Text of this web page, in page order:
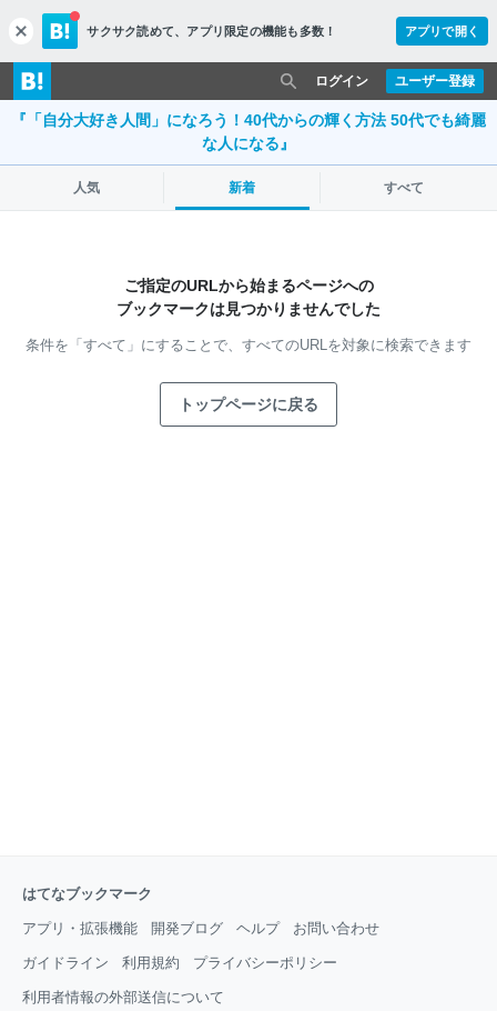
c
l
o
s
e
サクサク読めて、 アプリ限定の機能も多数！ アプリで開く
ユーザー登録
ログイン
『「自分大好き人間」になろう！40代からの輝く方法 50代でも綺麗
な人になる』
人気 新着 すべて
ご指定のURLから始まるページへの
ブックマークは見つかりませんでした
条件を「すべて」にすることで、 すべてのURLを対象に検索できます
トップページに戻る
はてなブックマーク
アプリ・拡張機能 開発ブログ ヘルプ お問い合わせ
ガイドライン 利用規約 プライバシーポリシー
利用者情報の外部送信について